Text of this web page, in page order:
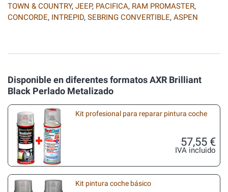
TOWN & COUNTRY, JEEP, PACIFICA, RAM PROMASTER,
CONCORDE, INTREPID, SEBRING CONVERTIBLE, ASPEN
Disponible en diferentes formatos AXR Brilliant
Black Perlado Metalizado
Kit profesional para reparar pintura coche
57,55 €
IVA incluido
Kit pintura coche básico